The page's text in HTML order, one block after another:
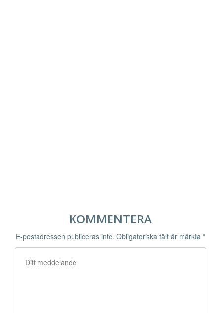
KOMMENTERA
E-postadressen publiceras inte. Obligatoriska fält är märkta *